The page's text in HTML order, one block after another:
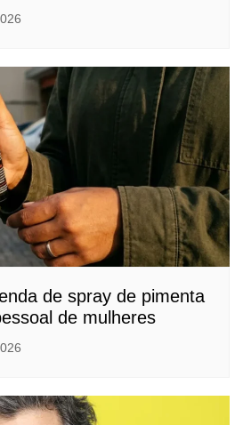
de spray de pimenta
de mulheres